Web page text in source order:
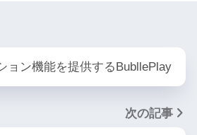
ョン機能を提供するBubllePlay
次の記事